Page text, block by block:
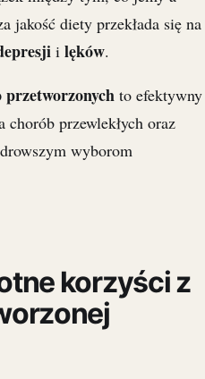
jakość diety przekłada się na
i lęków.
to efektywny
chorób przewlekłych oraz
wyborom
korzyści z